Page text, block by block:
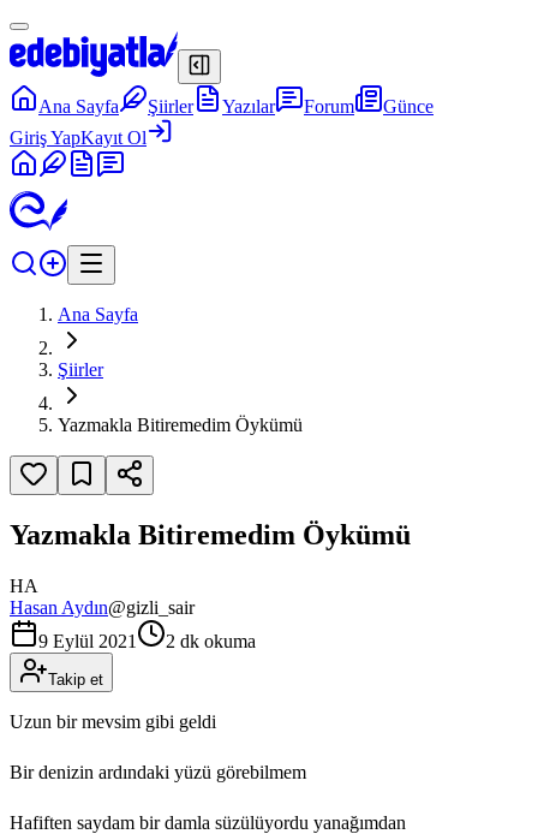
Ana Sayfa Şiirler Yazılar Forum
Günce
Giriş YapKayıt Ol
Ana Sayfa
Şiirler
Yazmakla Bitiremedim Öykümü
Yazmakla Bitiremedim Öykümü
HA
Hasan Aydın@gizli_sair
9 Eylül 2021
2 dk okuma
Takip et
Uzun bir mevsim gibi geldi
Bir denizin ardındaki yüzü görebilmem
Hafiften saydam bir damla süzülüyordu yanağımdan